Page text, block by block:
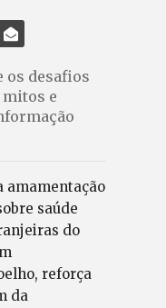
os desafios
e
amamentação
saúde
do
reforça
da